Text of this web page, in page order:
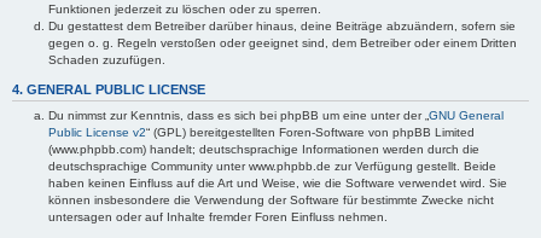
Funktionen jederzeit zu löschen oder zu sperren.
Du gestattest dem Betreiber darüber hinaus, deine Beiträge abzuändern, sofern sie
gegen o. g. Regeln verstoßen oder geeignet sind, dem Betreiber oder einem Dritten
Schaden zuzufügen.
4. GENERAL PUBLIC LICENSE
Du nimmst zur Kenntnis, dass es sich bei phpBB um eine unter der „ GNU General
Public License v2“ (GPL) bereitgestellten Foren-Software von phpBB Limited
(www.phpbb.com) handelt; deutschsprachige Informationen werden durch die
deutschsprachige Community unter www.phpbb.de zur Verfügung gestellt. Beide
haben keinen Einfluss auf die Art und Weise, wie die Software verwendet wird. Sie
können insbesondere die Verwendung der Software für bestimmte Zwecke nicht
untersagen oder auf Inhalte fremder Foren Einfluss nehmen.